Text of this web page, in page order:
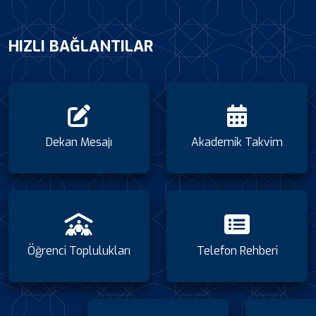
HIZLI BAĞLANTILAR
Dekan Mesajı Akademik Takvim
Öğrenci Toplulukları Telefon Rehberi